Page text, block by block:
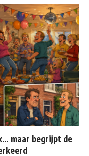
maar begrijpt de